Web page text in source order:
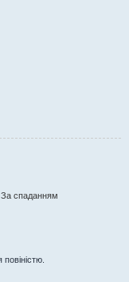
За спаданням